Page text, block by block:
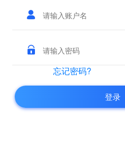
忘记密码?
登录